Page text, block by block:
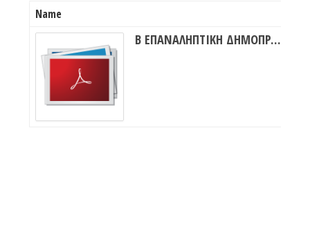
Name
Β ΕΠΑΝΑΛΗΠΤΙΚΗ ΔΗΜΟΠΡΑΣΙΑ 6ΥΒΨΗ-Η8Ω.pdf